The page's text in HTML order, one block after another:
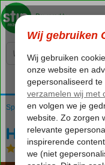
Canarische Eilanden
Hard Rock
Logies